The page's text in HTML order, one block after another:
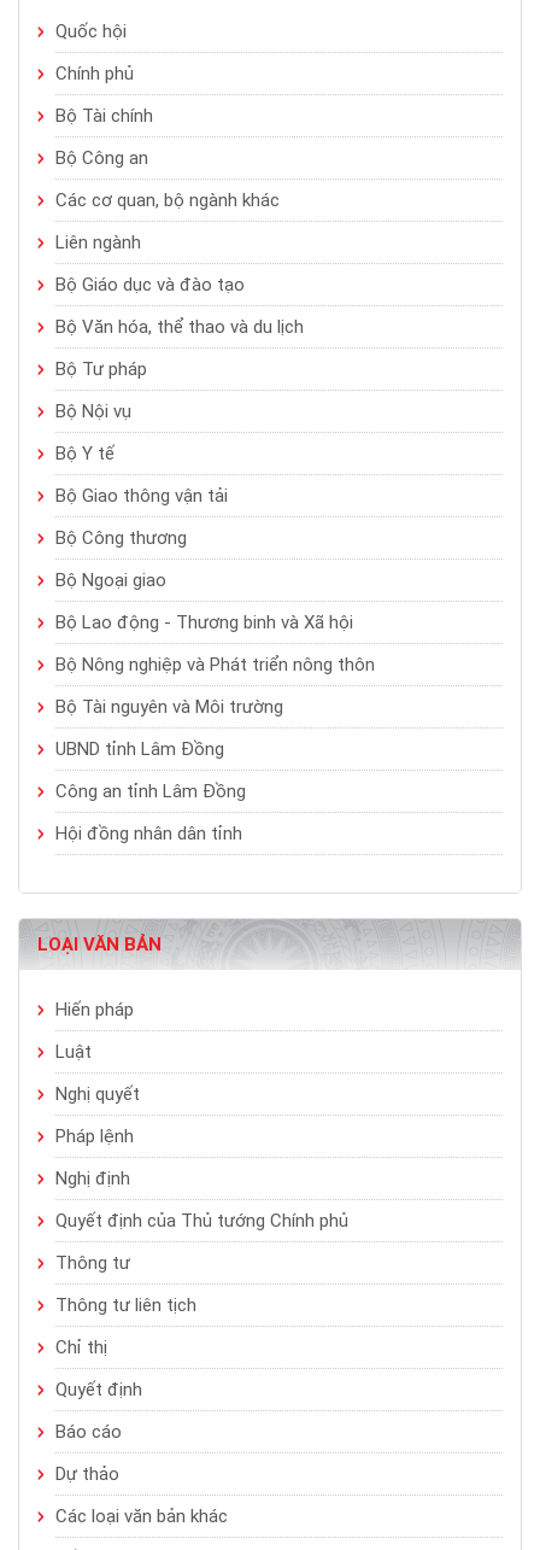
Quốc hội
Chính phủ
Bộ Tài chính
Bộ Công an
Các cơ quan, bộ ngành khác
Liên ngành
Bộ Giáo dục và đào tạo
Bộ Văn hóa, thể thao và du lịch
Bộ Tư pháp
Bộ Nội vụ
Bộ Y tế
Bộ Giao thông vận tải
Bộ Công thương
Bộ Ngoại giao
Bộ Lao động - Thương binh và Xã hội
Bộ Nông nghiệp và Phát triển nông thôn
Bộ Tài nguyên và Môi trường
UBND tỉnh Lâm Đồng
Công an tỉnh Lâm Đồng
Hội đồng nhân dân tỉnh
LOẠI VĂN BẢN
Hiến pháp
Luật
Nghị quyết
Pháp lệnh
Nghị định
Quyết định của Thủ tướng Chính phủ
Thông tư
Thông tư liên tịch
Chỉ thị
Quyết định
Báo cáo
Dự thảo
Các loại văn bản khác